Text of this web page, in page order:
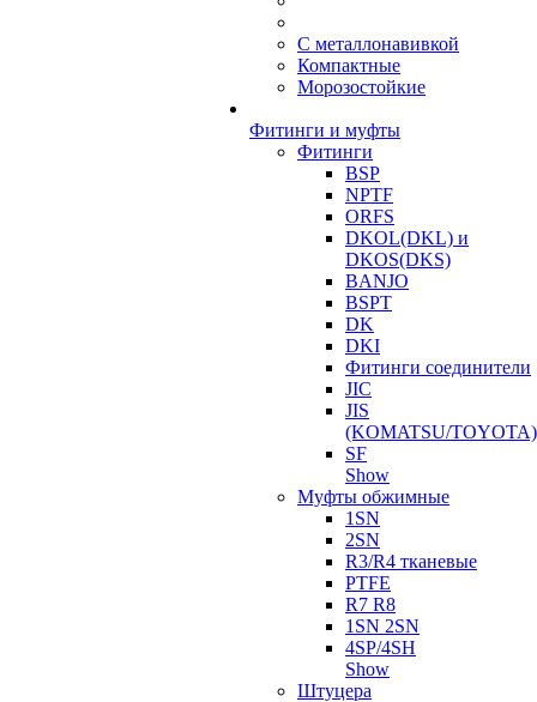
С металлонавивкой
Компактные
Морозостойкие
Фитинги и муфты
Фитинги
BSP
NPTF
ORFS
DKOL(DKL) и
DKOS(DKS)
BANJO
BSPT
DK
DKI
Фитинги соединители
JIC
JIS
(KOMATSU/TOYOTA)
SF
Show
Муфты обжимные
1SN
2SN
R3/R4 тканевые
PTFE
R7 R8
1SN 2SN
4SP/4SH
Show
Штуцера